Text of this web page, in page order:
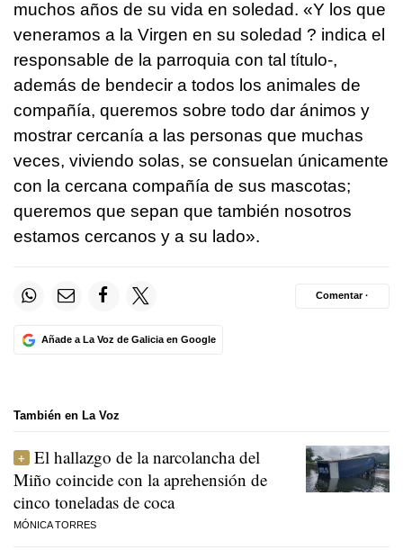
muchos años de su vida en soledad. «Y los que
veneramos a la Virgen en su soledad ? indica el
responsable de la parroquia con tal título-,
además de bendecir a todos los animales de
compañía, queremos sobre todo dar ánimos y
mostrar cercanía a las personas que muchas
veces, viviendo solas, se consuelan únicamente
con la cercana compañía de sus mascotas;
queremos que sepan que también nosotros
estamos cercanos y a su lado».
Añade a La Voz de Galicia en Google
Comentar ·
También en La Voz
El hallazgo de la narcolancha del
Miño coincide con la aprehensión de
cinco toneladas de coca
MÓNICA TORRES